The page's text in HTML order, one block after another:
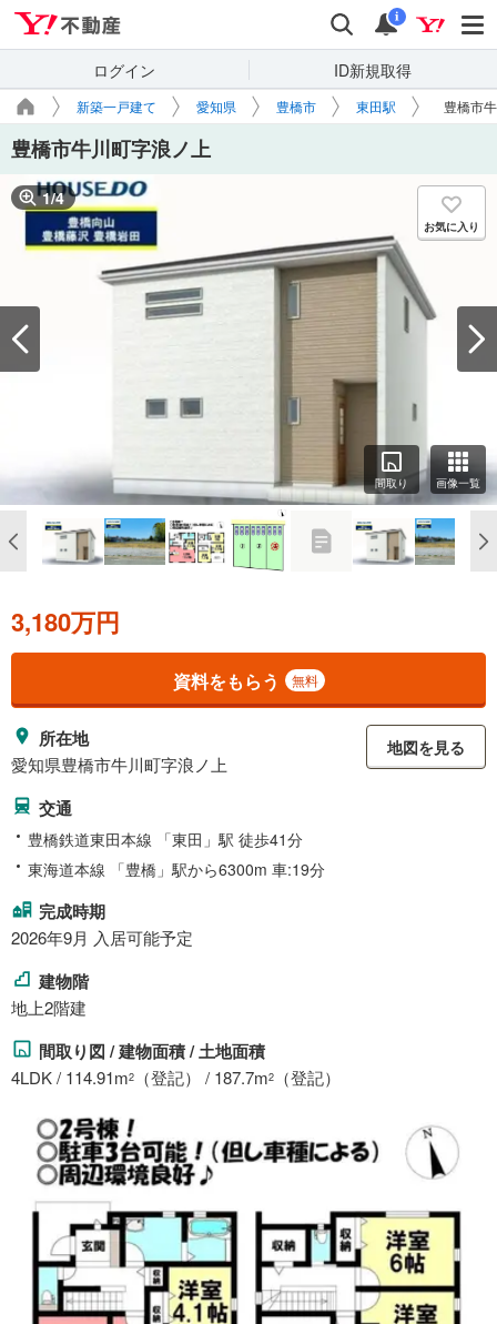
検索 通知
i
ログイン ID新規取得
新築一戸建て 愛知県 豊橋市 東田駅 豊橋市
豊橋市牛川町字浪ノ上
1/4
お気に入り
間取り 画像一覧
3,180万円
資料をもらう 無料
所在地
愛知県豊橋市牛川町字浪ノ上
地図を見る
交通
豊橋鉄道東田本線 「東田」駅 徒歩41分
東海道本線 「豊橋」駅から6300m 車:19分
完成時期
2026年9月 入居可能予定
建物階
地上2階建
間取り図 / 建物面積 / 土地面積
4LDK / 114.91m2 （登記） / 187.7m2 （登記）